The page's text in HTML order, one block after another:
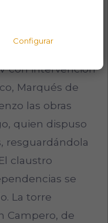
en 1447 por el
con intervención
Marqués de
las obras
quien dispuso
resguardándola
claustro
se
La torre
Campero, de
Configurar